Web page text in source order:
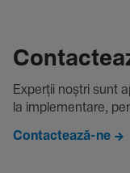
Experții noștri sunt
la imple­men­tare,
Contactează-ne